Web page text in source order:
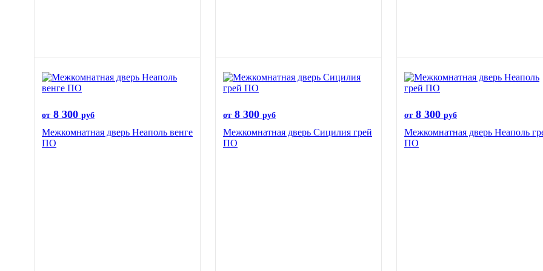
от 8 300 руб
Межкомнатная дверь Неаполь венге
ПО
от 8 300 руб
Межкомнатная дверь Сицилия грей
ПО
от 8 300 руб
Межкомнатная дверь Неаполь
ПО